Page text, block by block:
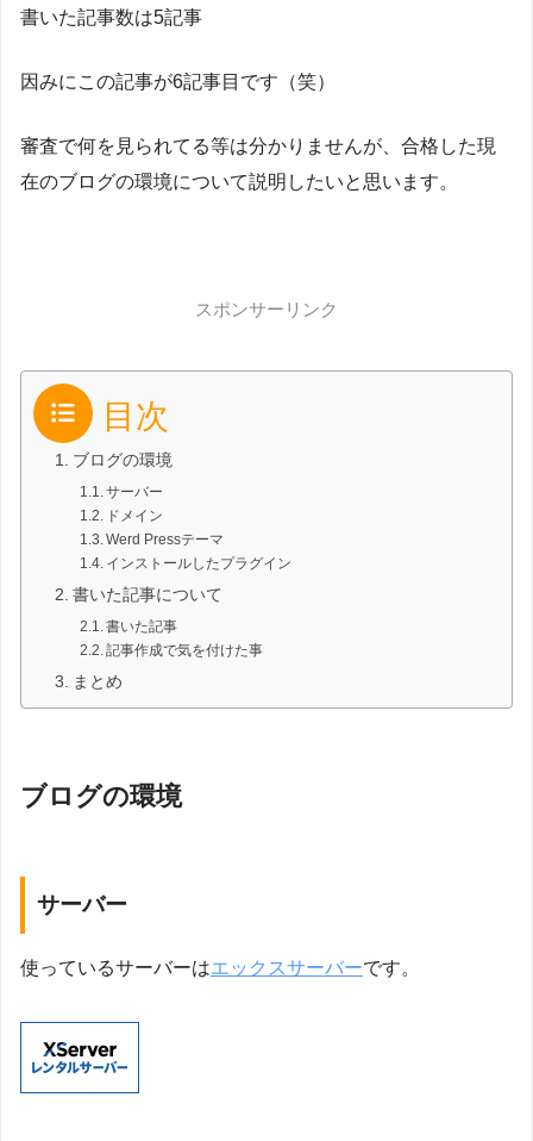
書いた記事数は5記事
因みにこの記事が6記事目です（笑）
審査で何を見られてる等は分かりませんが、 合格した現
在のブログの環境について説明したいと思います。
スポンサーリンク
目次
ブログの環境
サーバー
ドメイン
Werd Pressテーマ
インストールしたプラグイン
書いた記事について
書いた記事
記事作成で気を付けた事
まとめ
ブログの環境
サーバー
使っているサーバーはエックスサーバーです。